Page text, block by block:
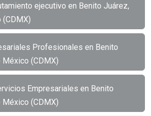
ejecutivo en Benito Juárez,
Profesionales en Benito
México (CDMX)
Empresariales en Benito
México (CDMX)